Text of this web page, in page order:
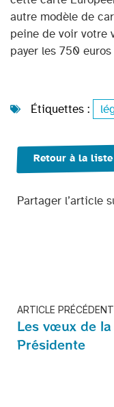
autre modèle de
peine de voir votre
payer les 750 euros
Étiquettes :
Retour à la
Partager l’article
ARTICLE PRÉCÉDENT
Les vœux de la
Présidente